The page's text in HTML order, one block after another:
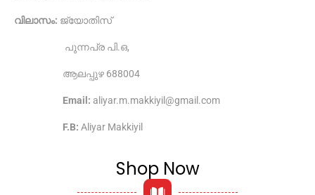
വിലാസം: ജ്യോതിസ്
പുന്നപ്ര പി.ഒ,
ആലപ്പുഴ 688004
Email: aliyar.m.makkiyil@gmail.com
F.B: Aliyar Makkiyil
Shop Now